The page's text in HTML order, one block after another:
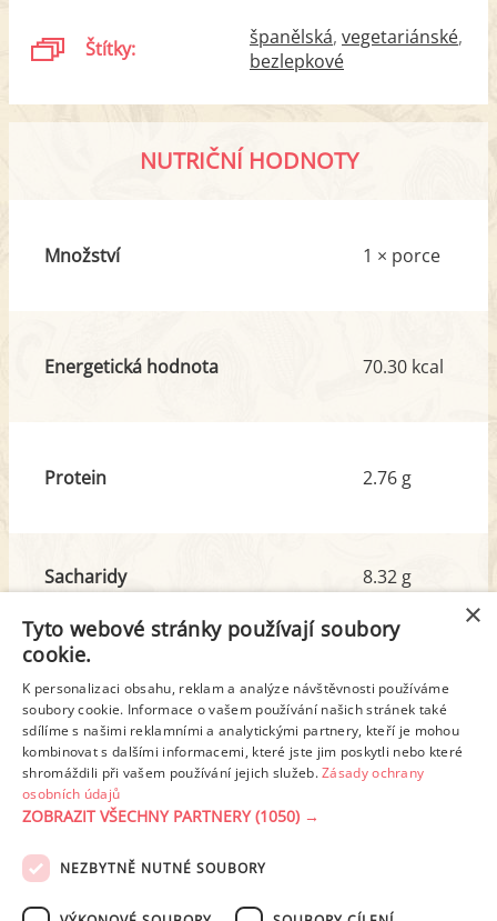
Štítky: španělská vegetariánské
bezlepkové
NUTRIČNÍ HODNOTY
Množství 1 × porce
Energetická hodnota 70.30 kcal
Protein 2.76 g
Sacharidy
z toho cukr
8.32 g
8.47 g
Tuk
z toho nas. mastné kyseliny
2.98 g
1.67 g
Detailní rozpis
PODMÍNKY UŽITÍ ZÁSADY OCHRANY OSOBNÍCH ÚDAJŮ
×
Tyto webové stránky používají soubory
cookie.
K personalizaci obsahu, reklam a analýze návštěvnosti používáme
soubory cookie. Informace o vašem používání našich stránek také
sdílíme s našimi reklamními a analytickými partnery, kteří je mohou
kombinovat s dalšími informacemi, které jste jim poskytli nebo které
shromáždili při vašem používání jejich služeb.Zásady ochrany
osobních údajů
ZOBRAZIT VŠECHNY PARTNERY(1050) →
NEZBYTNĚ NUTNÉ SOUBORY